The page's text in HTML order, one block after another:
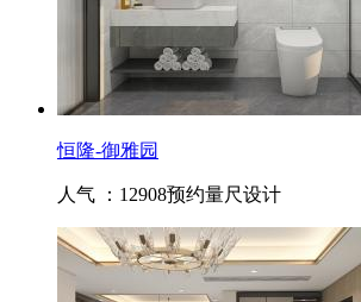
恒隆-御雅园
人气 ：12908预约量尺设计